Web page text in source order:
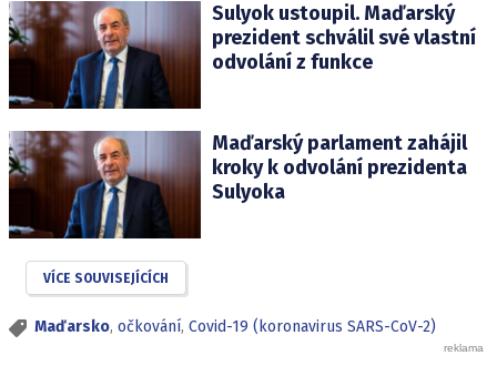
Sulyok ustoupil. Maďarský
prezident schválil své vlastní
odvolání z funkce
Maďarský parlament zahájil
kroky k odvolání prezidenta
Sulyoka
VÍCE SOUVISEJÍCÍCH
Maďarsko, očkování, Covid-19 (koronavirus SARS-CoV-2)